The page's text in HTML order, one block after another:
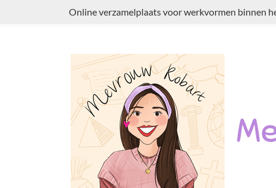
Online verzamelplaats voor werkvormen binnen